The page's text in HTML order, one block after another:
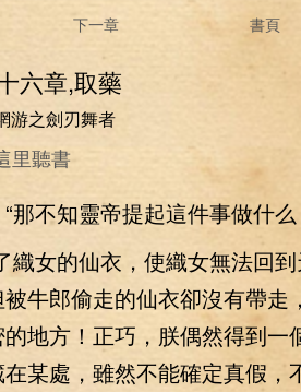
下一章 書頁
六章,取藥
之劍刃舞者
里聽書
不知靈帝提起這件事做什么
女的仙衣，使織女無法回到
牛郎偷走的仙衣卻沒有帶走
地方！正巧，朕偶然得到一
某處，雖然不能確定真假，